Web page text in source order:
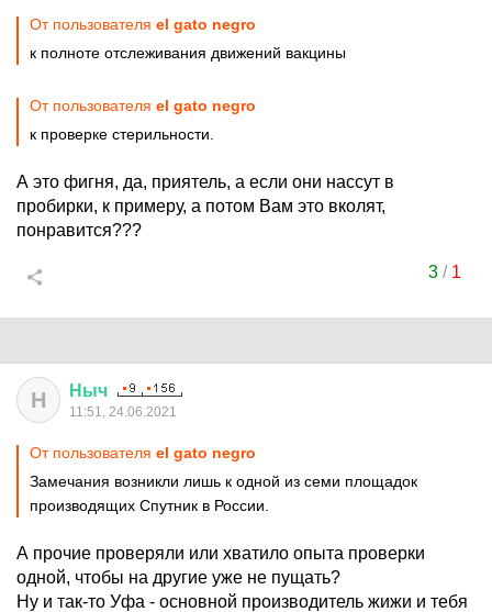
От пользователя el gato negro
к полноте отслеживания движений вакцины
От пользователя el gato negro
к проверке стерильности.
А это фигня, да, приятель, а если они нассут в
пробирки, к примеру, а потом Вам это вколят,
понравится???
3/ 1
Н Ныч
11:51, 24.06.2021
От пользователя el gato negro
Замечания возникли лишь к одной из семи площадок
производящих Спутник в России.
А прочие проверяли или хватило опыта проверки
одной, чтобы на другие уже не пущать?
Ну и так-то Уфа - основной производитель жижи и тебя